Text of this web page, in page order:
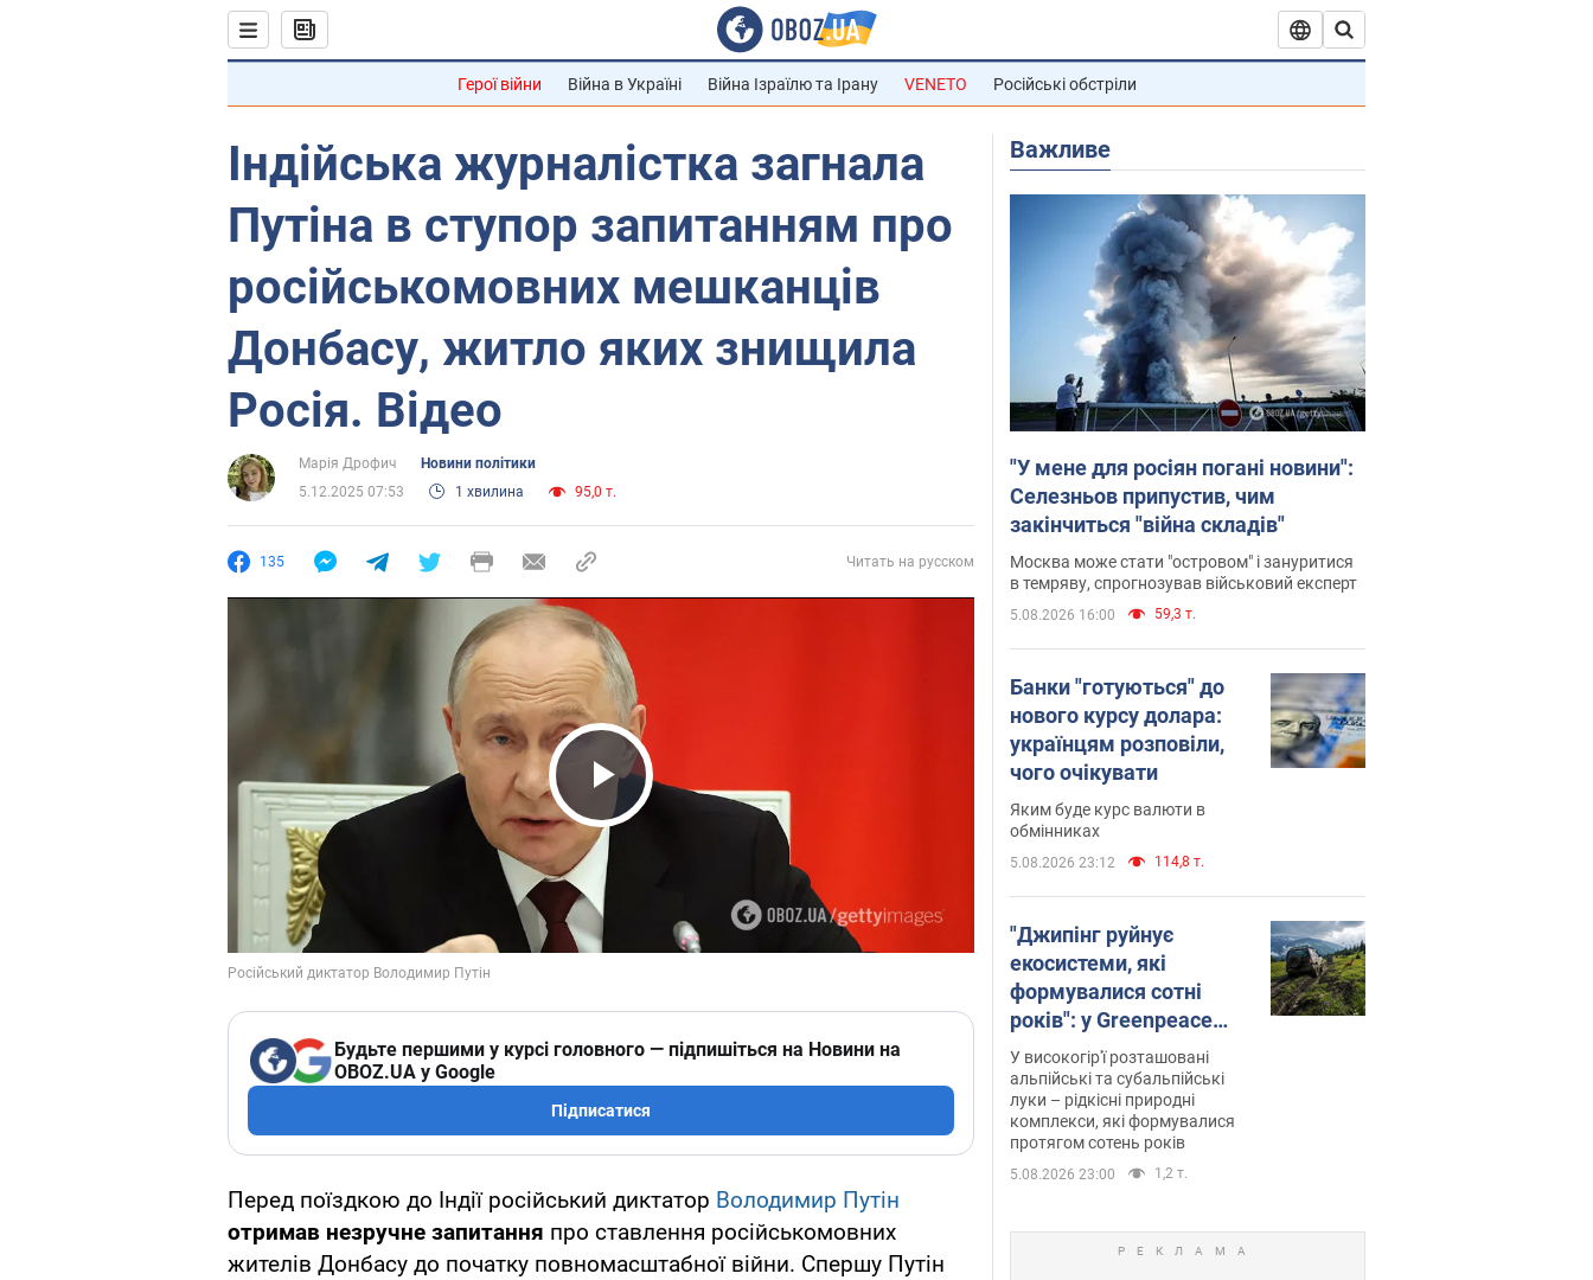
Герої війни Війна в Україні Війна Ізраїлю та Ірану VENETO Російські обстріли
Індійська журналістка загнала
Путіна в ступор запитанням про
російськомовних мешканців
Донбасу, житло яких знищила
Росія. Відео
Марія Дрофич
Новини політики
5.12.2025 07:53
1 хвилина 95,0 т.
135 Читать на русском
Play Video
Будьте першими у курсі головного — підпишіться на Новини на
OBOZ.UA у Google
Підписатися
Перед поїздкою до Індії російський диктатор Володимир Путін
отримав незручне запитання про ставлення російськомовних
жителів Донбасу до початку повномасштабної війни. Спершу Путін
Важливе
"У мене для росіян погані новини":
Селезньов припустив, чим
закінчиться "війна складів"
Москва може стати "островом" і зануритися
в темряву, спрогнозував військовий експерт
5.08.2026 16:00 59,3 т.
Банки "готуються" до
нового курсу долара:
українцям розповіли,
чого очікувати
Яким буде курс валюти в
обмінниках
5.08.2026 23:12 114,8 т.
"Джипінг руйнує
екосистеми, які
формувалися сотні
років": у Greenpeace
забили на сполох
У високогір'ї розташовані
альпійські та субальпійські
луки – рідкісні природні
комплекси, які формувалися
протягом сотень років
5.08.2026 23:00 1,2 т.